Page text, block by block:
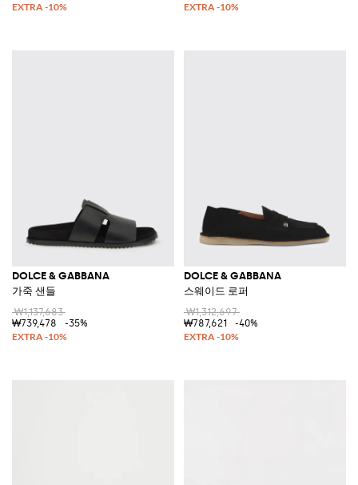
DOLCE & GABBANA
가죽 샌들
₩1,137,683
₩739,478
-35%
DOLCE & GABBANA
스웨이드 로퍼
₩1,312,697
₩787,621
-40%